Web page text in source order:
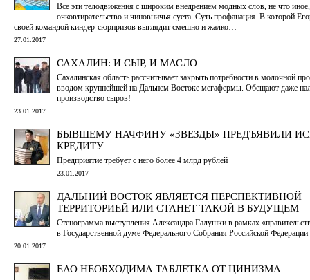
Все эти телодвижения с широким внедрением модных слов, не что
очковтирательство и чиновничья суета. Суть профанация. В которой
своей командой киндер-сюрпризов выглядит смешно и жалко…
27.01.2017
САХАЛИН: И СЫР, И МАСЛО
Сахалинская область рассчитывает закрыть потребности в молочной
вводом крупнейшей на Дальнем Востоке мегафермы. Обещают даже
производство сыров!
23.01.2017
БЫВШЕМУ НАЧФИНУ «ЗВЕЗДЫ» ПРЕДЪЯВИЛИ
КРЕДИТУ
Предприятие требует с него более 4 млрд рублей
23.01.2017
ДАЛЬНИЙ ВОСТОК ЯВЛЯЕТСЯ ПЕРСПЕКТИВНОЙ
ТЕРРИТОРИЕЙ ИЛИ СТАНЕТ ТАКОЙ В БУДУЩЕМ
Стенограмма выступления Александра Галушки в рамках
в Государственной думе Федерального Собрания Российской Федерации
20.01.2017
ЕАО НЕОБХОДИМА ТАБЛЕТКА ОТ ЦИНИЗМА